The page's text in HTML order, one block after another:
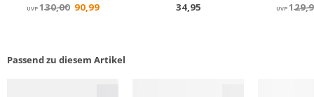
Passend zu diesem Artikel